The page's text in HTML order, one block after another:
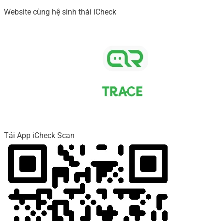
Website cùng hệ sinh thái iCheck
Tải App iCheck Scan